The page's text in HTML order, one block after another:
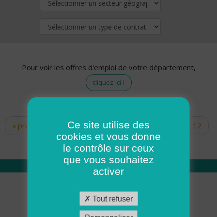
Pour voir les offres d'emploi de votre département,
cliquez ici !
Pages
« premier ‹ précédent … 10
12
14 15 16 17
Qui sommes nous
Académie ADMR
Ce site utilise des
cookies et vous donne
le contrôle sur ceux
que vous souhaitez
activer
Tout refuser